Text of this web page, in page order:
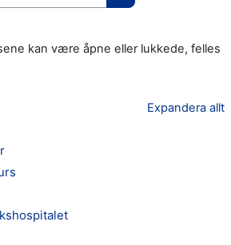
Sök kurser
kan være åpne eller lukkede, felles
Expandera allt